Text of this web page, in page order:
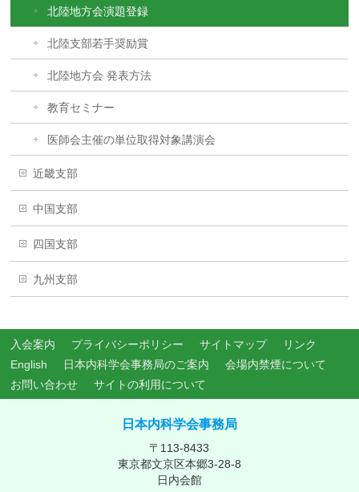
北陸地方会演題登録
北陸支部若手奨励賞
北陸地方会 発表方法
教育セミナー
医師会主催の単位取得対象講演会
近畿支部
中国支部
四国支部
九州支部
入会案内 プライバシーポリシー サイトマップ
リンク
English
日本内科学会事務局のご案内
会場内禁煙について
お問い合わせ
サイトの利用について
日本内科学会事務局
〒113-8433
東京都文京区本郷3-28-8
日内会館